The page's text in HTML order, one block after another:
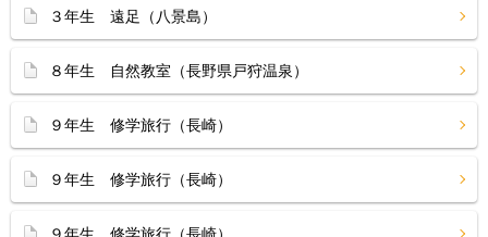
３年生 遠足（八景島）
８年生 自然教室（長野県戸狩温泉）
９年生 修学旅行（長崎）
９年生 修学旅行（長崎）